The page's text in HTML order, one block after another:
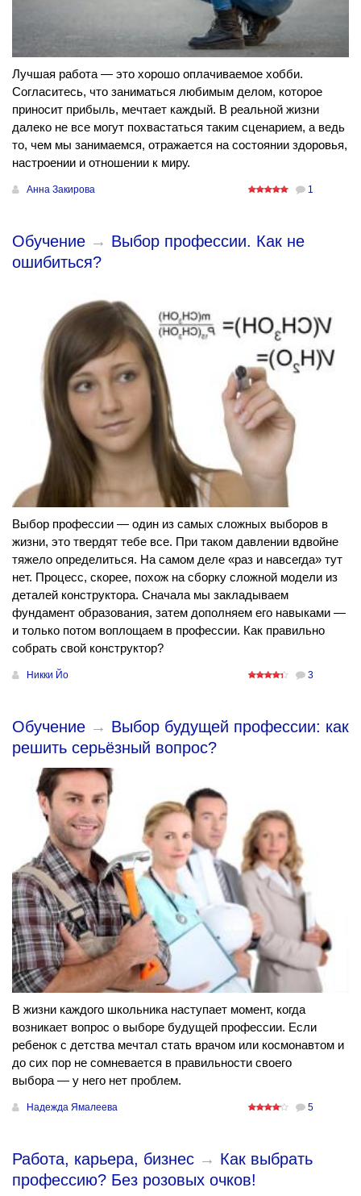
Лучшая работа — это хорошо оплачиваемое хобби.
Согласитесь, что заниматься любимым делом, которое
приносит прибыль, мечтает каждый. В реальной жизни
далеко не все могут похвастаться таким сценарием, а ведь
то, чем мы занимаемся, отражается на состоянии здоровья,
настроении и отношении к миру.
Анна Закирова 1
Обучение → Выбор профессии. Как не
ошибиться?
Выбор профессии — один из самых сложных выборов в
жизни, это твердят тебе все. При таком давлении вдвойне
тяжело определиться. На самом деле «раз и навсегда» тут
нет. Процесс, скорее, похож на сборку сложной модели из
деталей конструктора. Сначала мы закладываем
фундамент образования, затем дополняем его навыками —
и только потом воплощаем в профессии. Как правильно
собрать свой конструктор?
Никки Йо 3
Обучение → Выбор будущей профессии: как
решить серьёзный вопрос?
В жизни каждого школьника наступает момент, когда
возникает вопрос о выборе будущей профессии. Если
ребенок с детства мечтал стать врачом или космонавтом и
до сих пор не сомневается в правильности своего
выбора — у него нет проблем.
Надежда Ямалеева 5
Работа, карьера, бизнес → Как выбрать
профессию? Без розовых очков!